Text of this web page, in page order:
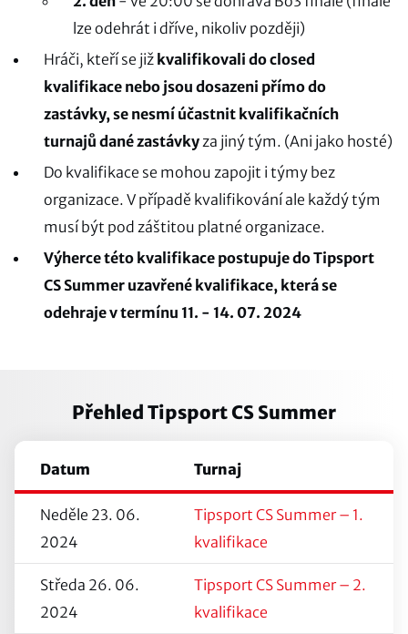
lze odehrát i dříve, nikoliv později)
Hráči, kteří se již kvalifikovali do closed
kvalifikace nebo jsou dosazeni přímo do
zastávky, se nesmí účastnit kvalifikačních
turnajů dané zastávkyza jiný tým. (Ani jako hosté)
Do kvalifikace se mohou zapojit i týmy bez
organizace. V případě kvalifikování ale každý tým
musí být pod záštitou platné organizace.
Výherce této kvalifikace postupuje do Tipsport
CS Summer uzavřené kvalifikace, která se
odehraje v termínu 11. - 14. 07. 2024
Přehled Tipsport CS Summer
Datum Turnaj
Neděle 23. 06.
2024
Tipsport CS Summer – 1.
kvalifikace
Středa 26. 06.
2024
Tipsport CS Summer – 2.
kvalifikace